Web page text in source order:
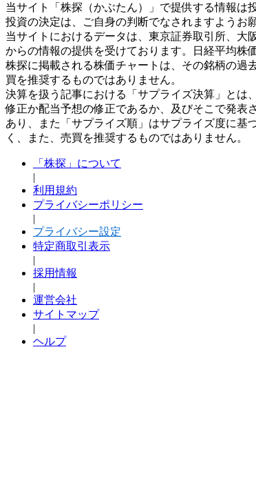
当サイト「株探（かぶたん）」で提供する情報は
投資の決定は、ご自身の判断でなされますようお
当サイトにおけるデータは、東京証券取引所、大
からの情報の提供を受けております。日経平均株
株探に掲載される株価チャートは、その銘柄の過
買を推奨するものではありません。
決算を扱う記事における「サプライズ決算」とは
修正か配当予想の修正であるか、及びそこで発表
あり、また「サプライズ順」はサプライズ度に基
く、また、売買を推奨するものではありません。
「株探」について
|
利用規約
プライバシーポリシー
|
プライバシー設定
特定商取引表示
|
採用情報
|
運営会社
サイトマップ
|
ヘルプ